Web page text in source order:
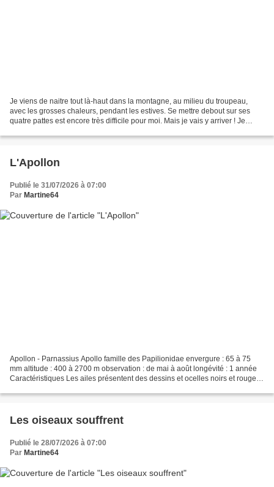
Je viens de naitre tout là-haut dans la montagne, au milieu du troupeau,
avec les grosses chaleurs, pendant les estives. Se mettre debout sur ses
quatre pattes est encore très difficile pour moi. Mais je vais y arriver ! Je
L'Apollon
Publié le 31/07/2026 à 07:00
Par Martine64
Apollon - Parnassius Apollo famille des Papilionidae envergure : 65 à 75
mm altitude : 400 à 2700 m observation : de mai à août longévité : 1 année
Caractéristiques Les ailes présentent des dessins et ocelles noirs et rouges
Les oiseaux souffrent
Publié le 28/07/2026 à 07:00
Par Martine64